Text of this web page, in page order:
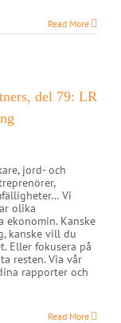
Read More
del 79: LR
jord- och
Vi
olika
Kanske
kanske vill du
Eller fokusera på
resten. Via vår
rapporter och
Read More